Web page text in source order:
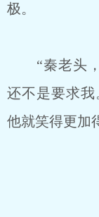
极。
“秦老头，
还不是要求我
他就笑得更加